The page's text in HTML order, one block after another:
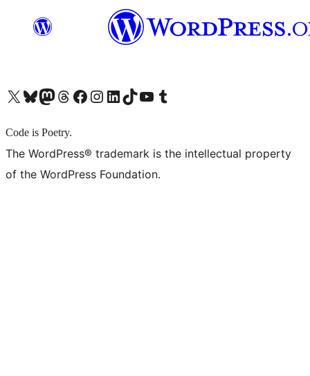
X (旧 Twitter) アカウントへBluesky アカウントへMastodon アカウントへThreads アカウントへ Facebook ページへInstagram アカウントへ LinkedIn アカウントへTikTok アカウントへYouTube チャンネルへ Tumblr アカウントへ
Code is Poetry.
The WordPress® trademark is the intellectual property
of the WordPress Foundation.